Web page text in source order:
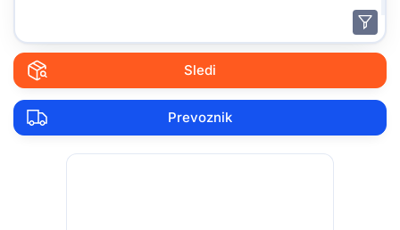
Sledi
Prevoznik